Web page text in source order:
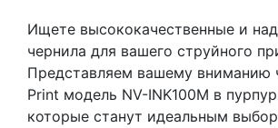
Ищете высококачественные и
чернила для вашего струйного
Представляем вашему вниманию
Print модель NV-INK100M в
которые станут идеальным